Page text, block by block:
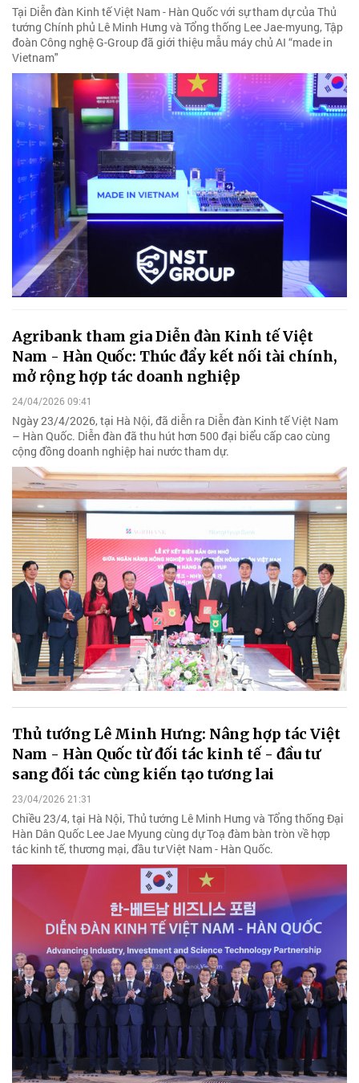
Tại Diễn đàn Kinh tế Việt Nam - Hàn Quốc với sự tham dự của Thủ
tướng Chính phủ Lê Minh Hưng và Tổng thống Lee Jae-myung, Tập
đoàn Công nghệ G-Group đã giới thiệu mẫu máy chủ AI “made in
Vietnam"
Agribank tham gia Diễn đàn Kinh tế Việt
Nam - Hàn Quốc: Thúc đẩy kết nối tài chính,
mở rộng hợp tác doanh nghiệp
24/04/2026 09:41
Ngày 23/4/2026, tại Hà Nội, đã diễn ra Diễn đàn Kinh tế Việt Nam
– Hàn Quốc. Diễn đàn đã thu hút hơn 500 đại biểu cấp cao cùng
cộng đồng doanh nghiệp hai nước tham dự.
Thủ tướng Lê Minh Hưng: Nâng hợp tác Việt
Nam - Hàn Quốc từ đối tác kinh tế - đầu tư
sang đối tác cùng kiến tạo tương lai
23/04/2026 21:31
Chiều 23/4, tại Hà Nội, Thủ tướng Lê Minh Hưng và Tổng thống Đại
Hàn Dân Quốc Lee Jae Myung cùng dự Toạ đàm bàn tròn về hợp
tác kinh tế, thương mại, đầu tư Việt Nam - Hàn Quốc.